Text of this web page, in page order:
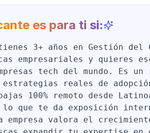
es para ti si:
3+ años en Gestión del
empresariales y quieres
tech del mundo. Es
reales de
100% remoto desde
lo que te da exposición
empresa valora el